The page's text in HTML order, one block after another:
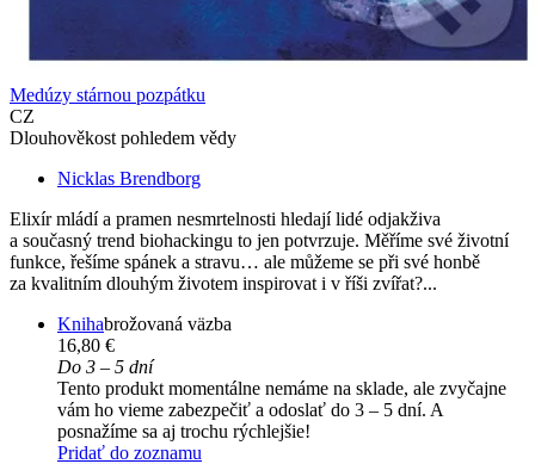
Medúzy stárnou pozpátku
CZ
Dlouhověkost pohledem vědy
Nicklas Brendborg
Elixír mládí a pramen nesmrtelnosti hledají lidé odjakživa
a současný trend biohackingu to jen potvrzuje. Měříme své životní
funkce, řešíme spánek a stravu… ale můžeme se při své honbě
za kvalitním dlouhým životem inspirovat i v říši zvířat?...
Knihabrožovaná väzba
16,80 €
Do 3 – 5 dní
Tento produkt momentálne nemáme na sklade, ale zvyčajne
vám ho vieme zabezpečiť a odoslať do 3 – 5 dní. A
posnažíme sa aj trochu rýchlejšie!
Pridať do zoznamu